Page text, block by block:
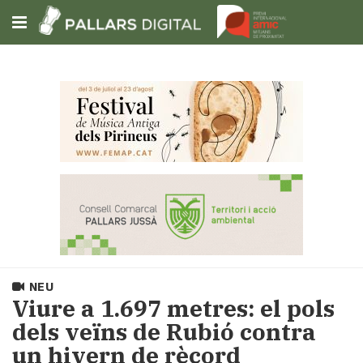
Subscriu-t'hi
Portada
Societat
Política
i
municipis
Economia
NEU
Viure a 1.697 metres: el pols
dels veïns de Rubió contra
un hivern de rècord